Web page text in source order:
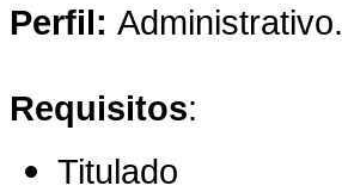
Perfil: Administrativo.
Requisitos:
Titulado